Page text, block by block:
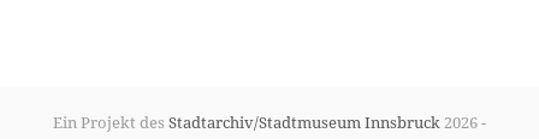
Ein Projekt des Stadtarchiv/Stadtmuseum Innsbruck 2026 -